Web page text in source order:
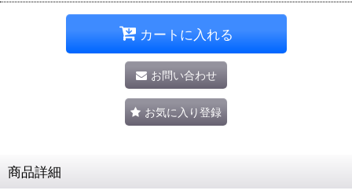
カートに入れる
お問い合わせ
お気に入り登録
商品詳細